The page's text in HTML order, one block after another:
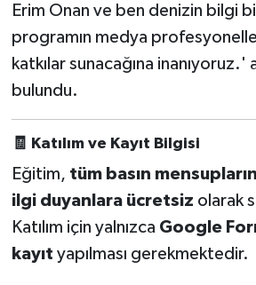
Erim Onan ve ben denizin bilgi
programın medya
katkılar sunacağına inanıyoruz.'
bulundu.
🧾 Katılım ve Kayıt Bilgisi
Eğitim, tüm basın
ilgi duyanlara ücretsiz olarak
Katılım için yalnızca Google
kayıt yapılması gerekmektedir.